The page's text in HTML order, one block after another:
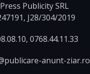
Publicity SRL
J28/304/2019
, 0768.44.11.33
anunt-ziar.ro